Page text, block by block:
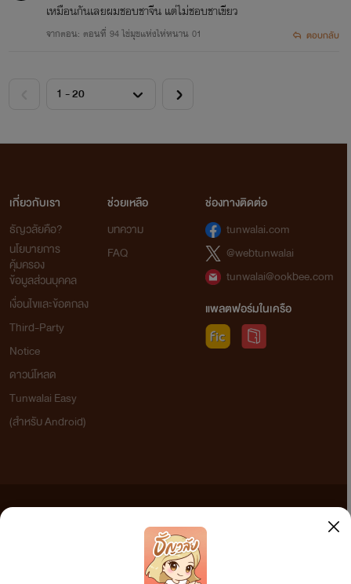
เหมือนกันเลยผมชอบชาจีน แต่ไม่ชอบชาเขียว
จากตอน: ตอนที่ 94 ไข่มุขแห่งไห่หนาน 01 ตอบกลับ
เกี่ยวกับเรา
ธัญวลัยคือ?
นโยบายการ
คุ้มครอง
ข้อมูลส่วนบุคคล
เงื่อนไขและข้อตกลง
Third-Party
Notice
ดาวน์โหลด
Tunwalai Easy
(สำหรับ Android)
ช่วยเหลือ
บทความ
FAQ
ช่องทางติดต่อ
tunwalai.com
@webtunwalai
tunwalai@ookbee.com
แพลตฟอร์มในเครือ
เว็บไซต์แห่งนี้ไม่ได้เห็นด้วยและไม่ขอรับผิดชอบต่อข้อความใดๆ ทั้งสิ้น ดังนั้นผู้อ่านทุกท่านโปรดใช้
วิจารณญาณในการกลั่นกรองด้วยตนเอง และหากท่านพบข้อความใดๆ ที่ขัดต่อกฎหมายและศีลธรรม
กรุณาแจ้งมาที่ tunwalai@ookbee.com เพื่อทีมงานจะได้ดำเนินการในทันที ทั้งนี้ ทางเว็บไซต์ขอสงวน